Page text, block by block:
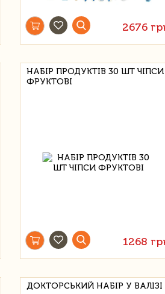
2676
НАБІР ПРОДУКТІВ 30 ШТ ЧІПСИ
ФРУКТОВІ
1268
ДОКТОРСЬКИЙ НАБІР У ВАЛІЗІ